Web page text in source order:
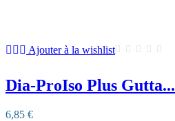
Ajouter à la wishlist
Dia-ProIso Plus Gutta...
6,85 €